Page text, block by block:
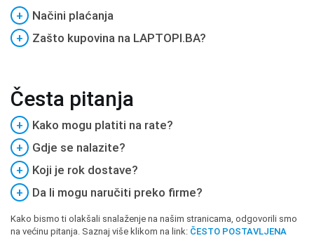
+
Načini plaćanja
+
Zašto kupovina na LAPTOPI.BA?
Česta pitanja
+
Kako mogu platiti na rate?
+
Gdje se nalazite?
+
Koji je rok dostave?
+
Da li mogu naručiti preko firme?
Kako bismo ti olakšali snalaženje na našim stranicama, odgovorili smo
na većinu pitanja. Saznaj više klikom na link: ČESTO POSTAVLJENA